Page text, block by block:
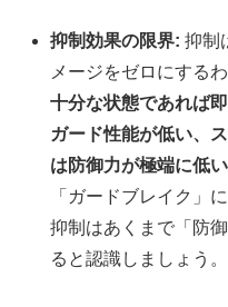
抑制効果の限界: 抑制
メージをゼロにする
十分な状態であれば
ガード性能が低い、
は防御力が極端に低い
「ガードブレイク」
抑制はあくまで「防
ると認識しましょう。